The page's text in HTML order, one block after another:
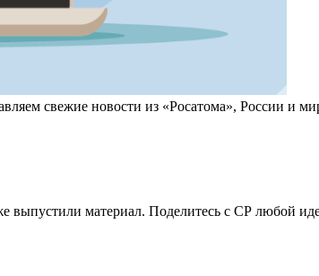
свежие новости из «Росатома», России и
выпустили материал. Поделитесь с СР любой